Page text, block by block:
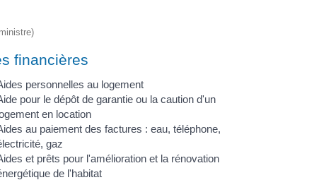
financières
personnelles au logement
pour le dépôt de garantie ou la caution d'un
en location
au paiement des factures : eau, téléphone,
gaz
et prêts pour l'amélioration et la rénovation
de l'habitat